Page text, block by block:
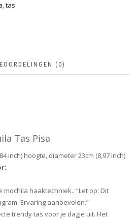
,tas
(0)
Tas Pisa
inch) hoogte, diameter 23cm (8,97 inch)
haaktechniek.. “Let op: Dit
Ervaring aanbevolen.”
trendy tas voor je dagje uit. Het